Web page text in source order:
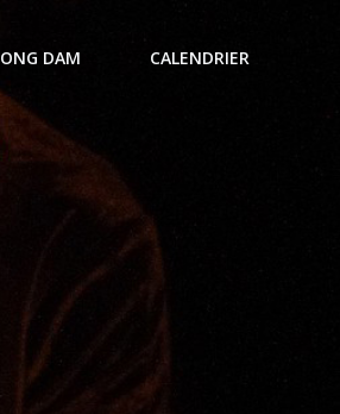
ONG DAM CALENDRIER